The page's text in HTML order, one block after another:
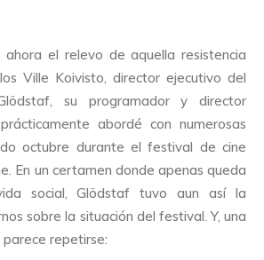
el relevo de aquella resistencia
Ville Koivisto, director ejecutivo del
su programador y director
abordé con numerosas
octubre durante el festival de cine
En un certamen donde apenas queda
social, Glödstaf tuvo aun así la
sobre la situación del festival. Y, una
repetirse: